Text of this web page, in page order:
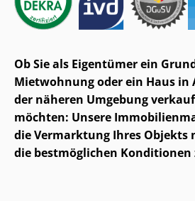
Ob Sie als Eigentümer ein
Mietwohnung oder ein Haus in
der näheren Umgebung
möchten: Unsere
die Vermarktung Ihres Objekts
die bestmöglichen Konditionen